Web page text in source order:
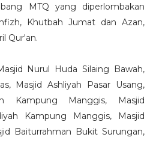
MTQ yang diperlombakan
Khutbah Jumat dan Azan,
Qur'an.
Nurul Huda Silaing Bawah,
Masjid Ashliyah Pasar Usang,
Kampung Manggis, Masjid
Kampung Manggis, Masjid
Baiturrahman Bukit Surungan,